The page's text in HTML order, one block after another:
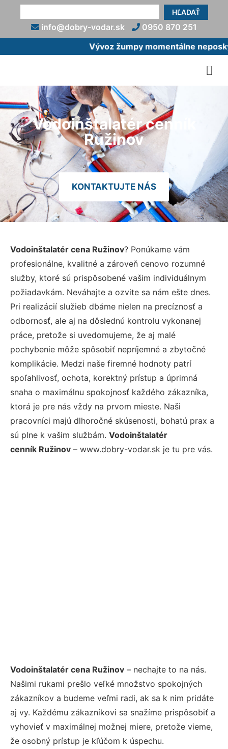
HĽADAŤ
info@dobry-vodar.sk
0950 870 251
Vývoz žumpy momentálne
Vodoinštalatér cenník
Ružinov
KONTAKTUJTE NÁS
Vodoinštalatér cena Ružinov? Ponúkame vám
profesionálne, kvalitné a zároveň cenovo rozumné
služby, ktoré sú prispôsobené vašim individuálnym
požiadavkám. Neváhajte a ozvite sa nám ešte dnes.
Pri realizácií služieb dbáme nielen na precíznosť a
odbornosť, ale aj na dôslednú kontrolu vykonanej
práce, pretože si uvedomujeme, že aj malé
pochybenie môže spôsobiť nepríjemné a zbytočné
komplikácie. Medzi naše firemné hodnoty patrí
spoľahlivosť, ochota, korektný prístup a úprimná
snaha o maximálnu spokojnosť každého zákazníka,
ktorá je pre nás vždy na prvom mieste. Naši
pracovníci majú dlhoročné skúsenosti, bohatú prax a
sú plne k vašim službám. Vodoinštalatér
cenník Ružinov – www.dobry-vodar.sk je tu pre vás.
Vodoinštalatér cena Ružinov – nechajte to na nás.
Našimi rukami prešlo veľké množstvo spokojných
zákazníkov a budeme veľmi radi, ak sa k nim pridáte
aj vy. Každému zákazníkovi sa snažíme prispôsobiť a
vyhovieť v maximálnej možnej miere, pretože vieme,
že osobný prístup je kľúčom k úspechu.